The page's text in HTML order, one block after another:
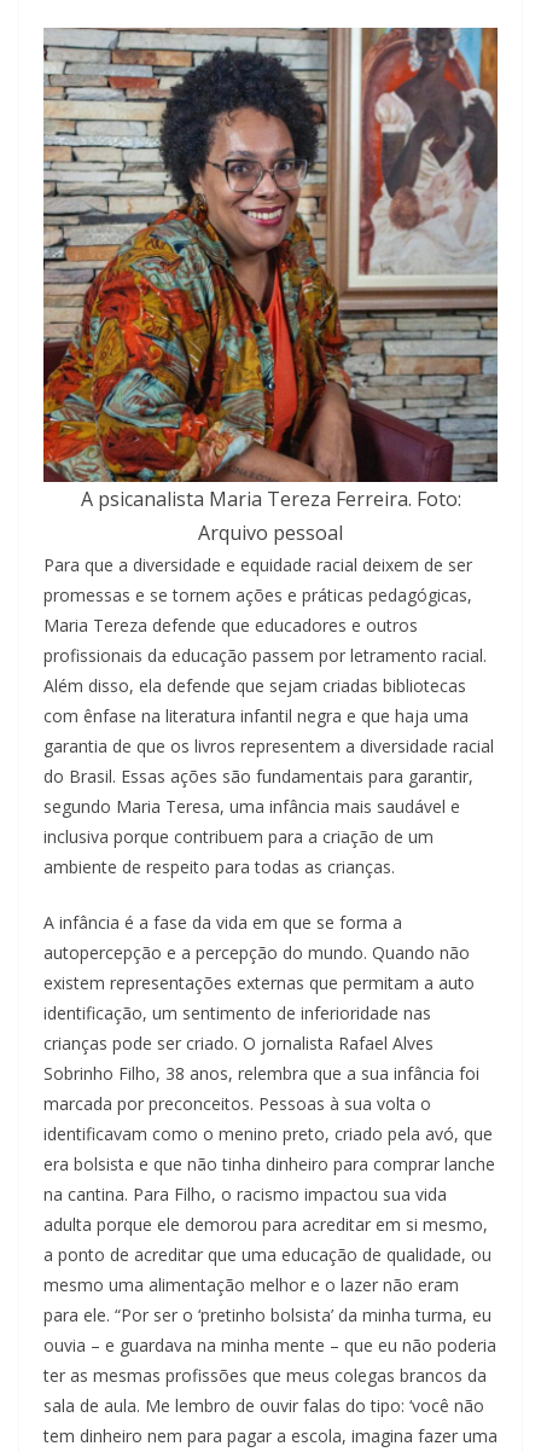
A psicanalista Maria Tereza Ferreira. Foto:
Arquivo pessoal
Para que a diversidade e equidade racial deixem de ser
promessas e se tornem ações e práticas pedagógicas,
Maria Tereza defende que educadores e outros
profissionais da educação passem por letramento racial.
Além disso, ela defende que sejam criadas bibliotecas
com ênfase na literatura infantil negra e que haja uma
garantia de que os livros representem a diversidade racial
do Brasil. Essas ações são fundamentais para garantir,
segundo Maria Teresa, uma infância mais saudável e
inclusiva porque contribuem para a criação de um
ambiente de respeito para todas as crianças.
A infância é a fase da vida em que se forma a
autopercepção e a percepção do mundo. Quando não
existem representações externas que permitam a auto
identificação, um sentimento de inferioridade nas
crianças pode ser criado. O jornalista Rafael Alves
Sobrinho Filho, 38 anos, relembra que a sua infância foi
marcada por preconceitos. Pessoas à sua volta o
identificavam como o menino preto, criado pela avó, que
era bolsista e que não tinha dinheiro para comprar lanche
na cantina. Para Filho, o racismo impactou sua vida
adulta porque ele demorou para acreditar em si mesmo,
a ponto de acreditar que uma educação de qualidade, ou
mesmo uma alimentação melhor e o lazer não eram
para ele. “Por ser o ‘pretinho bolsista’ da minha turma, eu
ouvia – e guardava na minha mente – que eu não poderia
ter as mesmas profissões que meus colegas brancos da
sala de aula. Me lembro de ouvir falas do tipo: ‘você não
tem dinheiro nem para pagar a escola, imagina fazer uma